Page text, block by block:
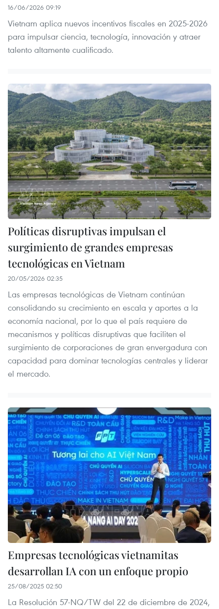
16/06/2026 09:19
Vietnam aplica nuevos incentivos fiscales en 2025-2026
para impulsar ciencia, tecnología, innovación y atraer
talento altamente cualificado.
Políticas disruptivas impulsan el
surgimiento de grandes empresas
tecnológicas en Vietnam
20/05/2026 02:35
Las empresas tecnológicas de Vietnam continúan
consolidando su crecimiento en escala y aportes a la
economía nacional, por lo que el país requiere de
mecanismos y políticas disruptivas que faciliten el
surgimiento de corporaciones de gran envergadura con
capacidad para dominar tecnologías centrales y liderar
el mercado.
Empresas tecnológicas vietnamitas
desarrollan IA con un enfoque propio
25/08/2025 02:50
La Resolución 57-NQ/TW del 22 de diciembre de 2024,